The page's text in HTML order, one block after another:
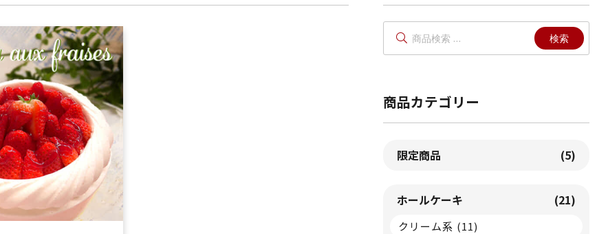
対
検索
商品カテゴリー
限定商品 (5)
ホールケーキ (21)
クリーム系 (11)